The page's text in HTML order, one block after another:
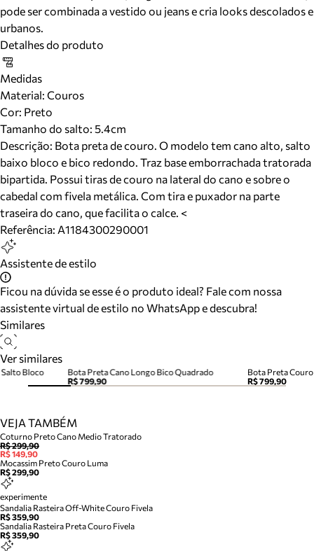
pode ser combinada a vestido ou jeans e cria looks descolados e
urbanos.
Detalhes do produto
Medidas
Material: Couros
Cor: Preto
Tamanho do salto: 5.4cm
Descrição: Bota preta de couro. O modelo tem cano alto, salto
baixo bloco e bico redondo. Traz base emborrachada tratorada
bipartida. Possui tiras de couro na lateral do cano e sobre o
cabedal com fivela metálica. Com tira e puxador na parte
traseira do cano, que facilita o calce. <
Referência: A1184300290001
Assistente de estilo
Ficou na dúvida se esse é o produto ideal? Fale com nossa
assistente virtual de estilo no WhatsApp e descubra!
Similares
Ver similares
Bota Preta Cano Longo Bico Quadrado
R$ 799,90
Bota Preta
R$ 799,90
Bloco
VEJA TAMBÉM
Coturno Preto Cano Medio Tratorado
R$ 299,90
R$ 149,90
Mocassim Preto Couro Luma
R$ 299,90
experimente
Sandalia Rasteira Off-White Couro Fivela
R$ 359,90
Sandalia Rasteira Preta Couro Fivela
R$ 359,90